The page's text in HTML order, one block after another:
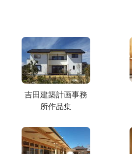
吉田建築計画事務
所作品集